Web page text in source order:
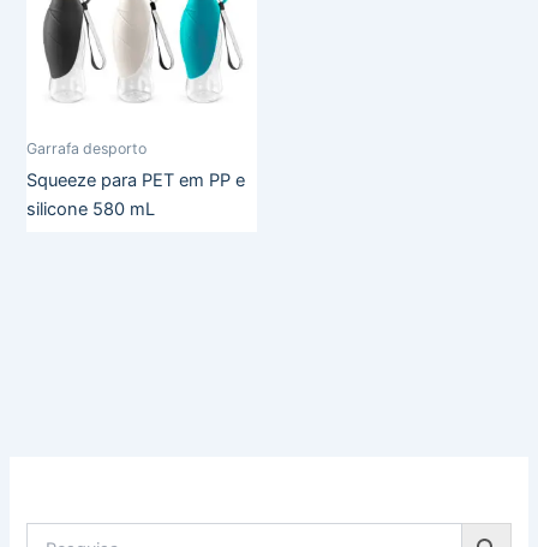
Garrafa desporto
Squeeze para PET em PP e
silicone 580 mL